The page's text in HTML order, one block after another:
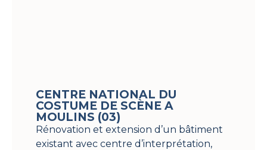
CENTRE NATIONAL DU
COSTUME DE SCÈNE A
MOULINS (03)
Rénovation et extension d’un bâtiment
existant avec centre d’interprétation,